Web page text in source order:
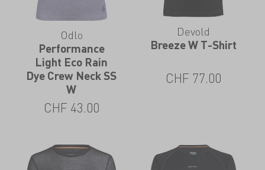
Odlo
Performance
Light Eco Rain
Dye Crew Neck SS
W
CHF 43.00
Devold
Breeze W T-Shirt
CHF 77.00